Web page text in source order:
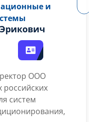
и
Кимович
в органах
подразделениях,
терроризма.
работал в